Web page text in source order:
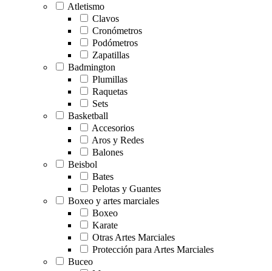
Atletismo
Clavos
Cronómetros
Podómetros
Zapatillas
Badmington
Plumillas
Raquetas
Sets
Basketball
Accesorios
Aros y Redes
Balones
Beisbol
Bates
Pelotas y Guantes
Boxeo y artes marciales
Boxeo
Karate
Otras Artes Marciales
Protección para Artes Marciales
Buceo